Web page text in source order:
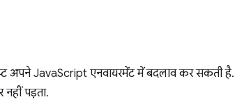
अपने JavaScript एनवायरमेंट में बदलाव कर सकती है.
पड़ता.